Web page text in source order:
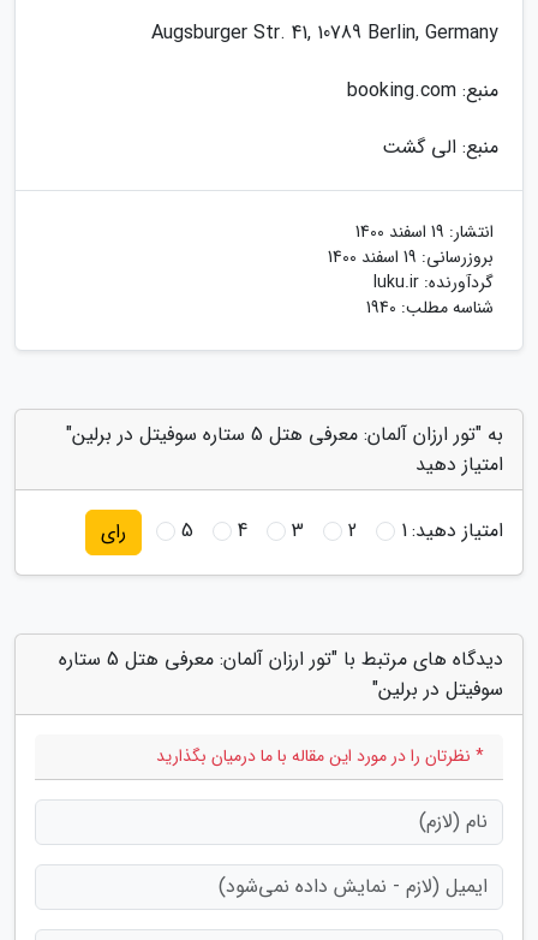
Augsburger Str. 41, 10789 Berlin, Germany
منبع: booking.com
منبع: الی گشت
انتشار: 19 اسفند 1400
بروزرسانی: 19 اسفند 1400
گردآورنده: luku.ir
شناسه مطلب: 1940
به "تور ارزان آلمان: معرفی هتل 5 ستاره سوفیتل در برلین"
امتیاز دهید
امتیاز دهید:1
2
3
4
5 رای
دیدگاه های مرتبط با "تور ارزان آلمان: معرفی هتل 5 ستاره
سوفیتل در برلین"
* نظرتان را در مورد این مقاله با ما درمیان بگذارید